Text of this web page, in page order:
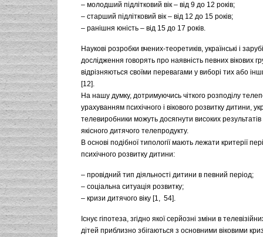
– молодший підлітковий вік – від 9 до 12 років;
– старший підлітковий вік – від 12 до 15 років;
– ранішня юність – від 15 до 17 років.
Наукові розробки вчених-теоретиків, українські і
дослідження говорять про наявність певних вікових
відрізняються своїми перевагами у виборі тих або
[12].
На нашу думку, дотримуючись чіткого розподілу
урахуванням психічного і вікового розвитку дитини,
телевиробники можуть досягнути високих результатів
якісного дитячого телепродукту.
В основі подібної типології мають лежати критерії
психічного розвитку дитини:
– провідний тип діяльності дитини в певний період;
– соціальна ситуація розвитку;
– кризи дитячого віку [1, 54].
Існує гіпотеза, згідно якої серйозні зміни в
дітей приблизно збігаються з основними віковими